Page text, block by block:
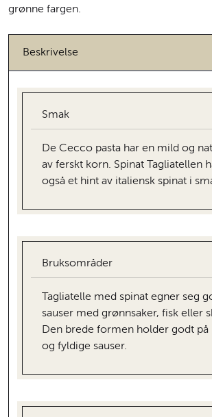
grønne fargen.
Beskrivelse
Smak
De Cecco pasta har en mild og
av ferskt korn. Spinat Tagliatellen
også et hint av italiensk spinat i
Bruksområder
Tagliatelle med spinat egner seg
sauser med grønnsaker, fisk eller
Den brede formen holder godt på
og fyldige sauser.